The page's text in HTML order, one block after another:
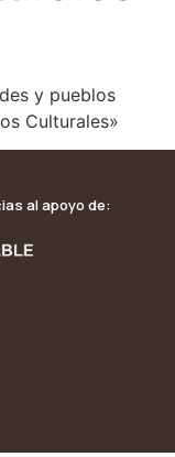
y pueblos
Culturales»
al apoyo de: